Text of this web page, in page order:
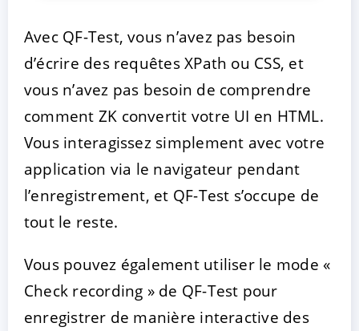
Avec QF-Test, vous n’avez pas besoin
d’écrire des requêtes XPath ou CSS, et
vous n’avez pas besoin de comprendre
comment ZK convertit votre UI en HTML.
Vous interagissez simplement avec votre
application via le navigateur pendant
l’enregistrement, et QF-Test s’occupe de
tout le reste.
Vous pouvez également utiliser le mode «
Check recording » de QF-Test pour
enregistrer de manière interactive des